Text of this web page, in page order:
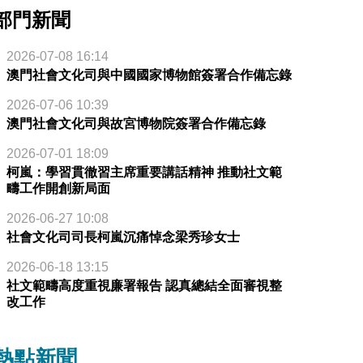
門新聞
2026-07-08 16:14
澳門社會文化司與中國國家博物館簽署合作備忘錄
2026-07-06 10:39
澳門社會文化司與故宮博物院簽署合作備忘錄
2026-07-01 18:09
柯嵐：學習貫徹習主席重要講話精神 推動社文範
疇工作開創新局面
2026-06-27 10:08
社會文化司司長柯嵐沉痛悼念梁秀珍女士
2026-06-18 13:15
社文範疇高度重視廉署報告 認真總結全面審視整
改工作
點新聞